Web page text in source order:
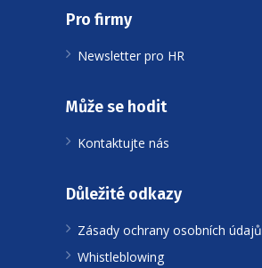
Pro firmy
Newsletter pro HR
Může se hodit
Kontaktujte nás
Důležité odkazy
Zásady ochrany osobních údajů
Whistleblowing